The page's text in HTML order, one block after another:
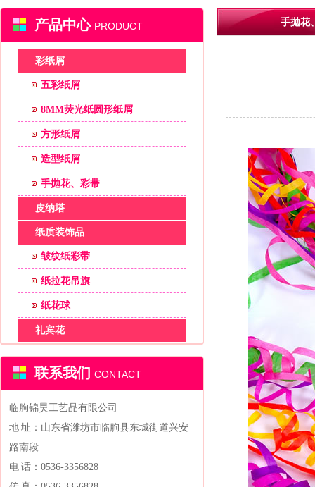
产品中心 PRODUCT
彩纸屑
五彩纸屑
8MM荧光纸圆形纸屑
方形纸屑
造型纸屑
手抛花、彩带
皮纳塔
纸质装饰品
皱纹纸彩带
纸拉花吊旗
纸花球
礼宾花
联系我们 CONTACT
临朐锦昊工艺品有限公司
地 址：山东省潍坊市临朐县东城街道兴安
路南段
电 话：0536-3356828
手抛花